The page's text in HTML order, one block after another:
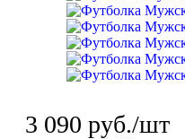
3 090 руб./шт